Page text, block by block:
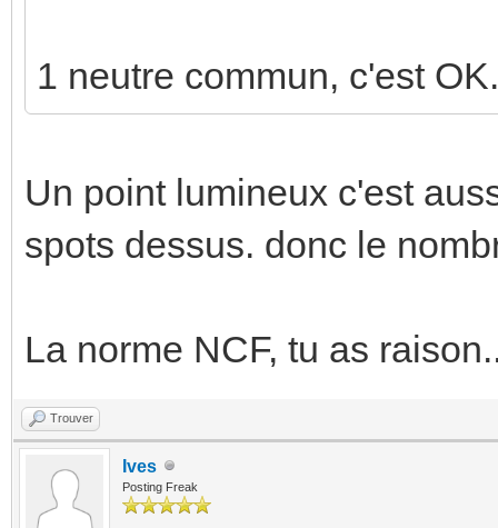
1 neutre commun, c'est OK.
Un point lumineux c'est
spots dessus. donc le
La norme NCF, tu as
Trouver
Ives
Posting Freak